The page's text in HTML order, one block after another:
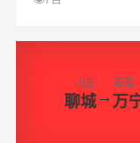
查看详细
山东
聊城→
海南
万